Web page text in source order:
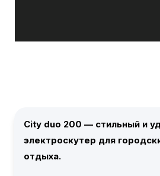
City duo 200 — стильный и
электроскутер для
отдыха.